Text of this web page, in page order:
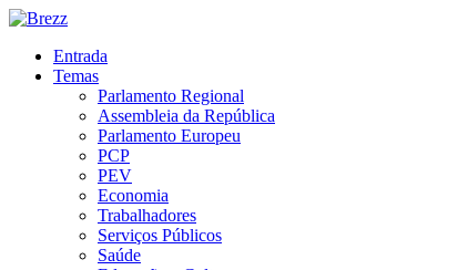
Entrada
Temas
Parlamento Regional
Assembleia da República
Parlamento Europeu
PCP
PEV
Economia
Trabalhadores
Serviços Públicos
Saúde